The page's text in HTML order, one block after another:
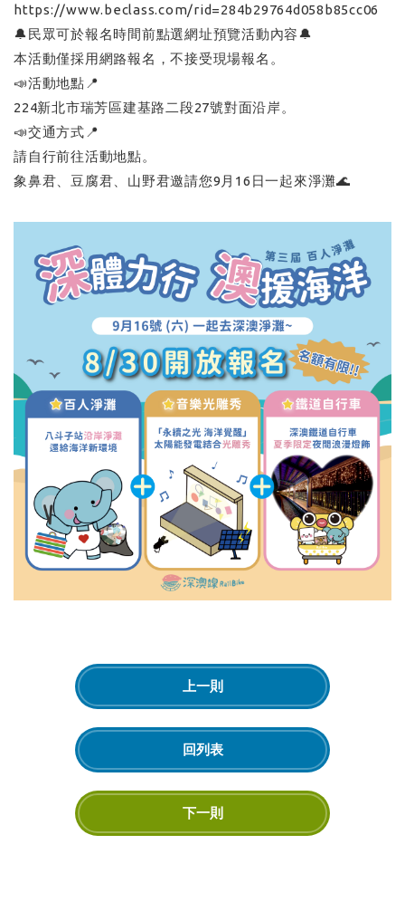
https://www.beclass.com/rid=284b29764d058b85cc06
🔔民眾可於報名時間前點選網址預覽活動內容🔔
本活動僅採用網路報名，不接受現場報名。
📣活動地點📍
224新北市瑞芳區建基路二段27號對面沿岸。
📣交通方式📍
請自行前往活動地點。
象鼻君、豆腐君、山野君邀請您9月16日一起來淨灘🌊
上一則
回列表
下一則